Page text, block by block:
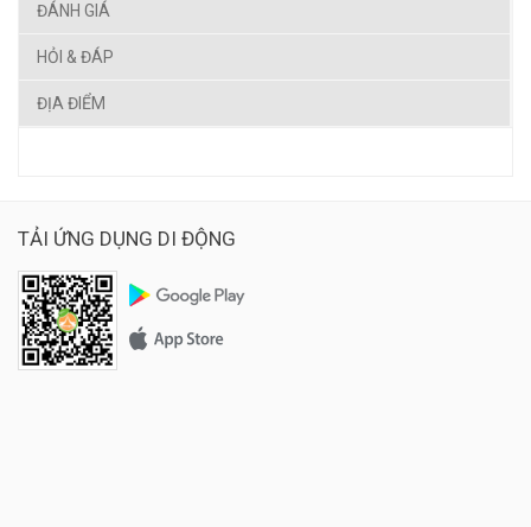
ĐÁNH GIÁ
HỎI & ĐÁP
ĐỊA ĐIỂM
TẢI ỨNG DỤNG DI ĐỘNG